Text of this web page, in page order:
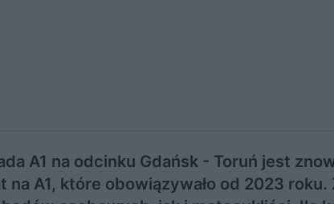
A1 na odcinku Gdańsk - Toruń jest
na A1, które obowiązywało od 2023 roku.